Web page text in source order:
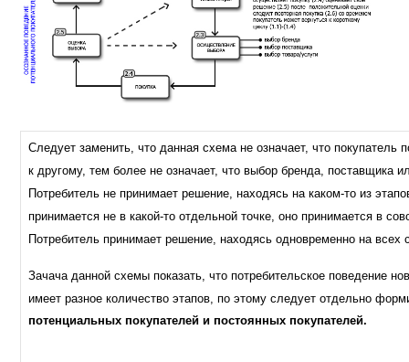
Следует заменить, что данная схема не означает, что покупатель
к другому, тем более не означает, что выбор бренда, поставщика
Потребитель не принимает решение, находясь на каком-то из
принимается не в какой-то отдельной точке, оно принимается в
Потребитель принимает решение, находясь одновременно на
Зачача данной схемы показать, что потребительское поведение
имеет разное количество этапов, по этому следует отдельно
потенциальных покупателей и постоянных покупателей.